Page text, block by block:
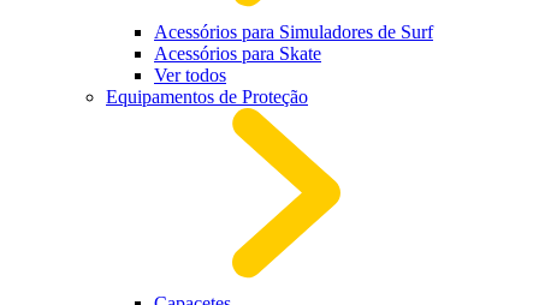
Acessórios para Simuladores de Surf
Acessórios para Skate
Ver todos
Equipamentos de Proteção